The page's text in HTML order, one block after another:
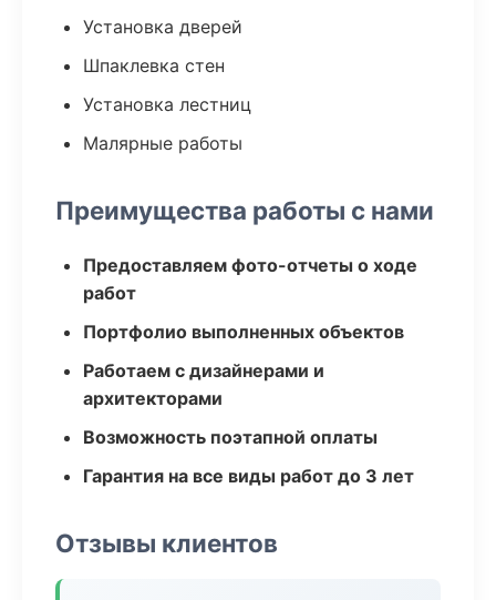
Установка дверей
Шпаклевка стен
Установка лестниц
Малярные работы
Преимущества работы с нами
Предоставляем фото-отчеты о ходе
работ
Портфолио выполненных объектов
Работаем с дизайнерами и
архитекторами
Возможность поэтапной оплаты
Гарантия на все виды работ до 3 лет
Отзывы клиентов